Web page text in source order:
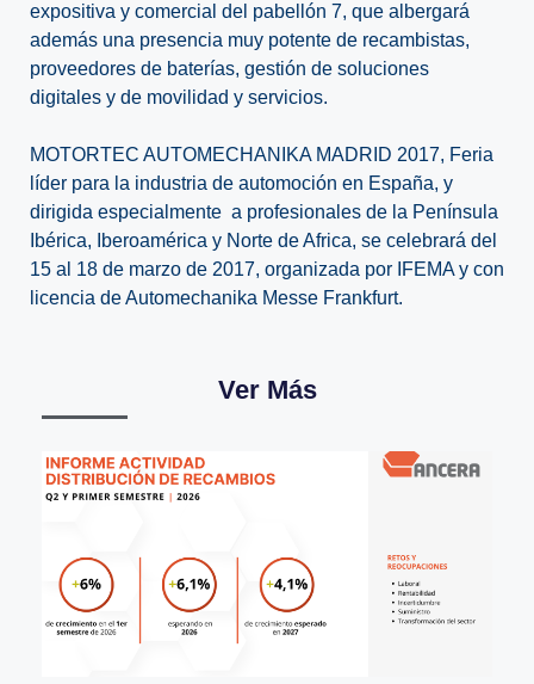
expositiva y comercial del pabellón 7, que albergará
además una presencia muy potente de recambistas,
proveedores de baterías, gestión de soluciones
digitales y de movilidad y servicios.
MOTORTEC AUTOMECHANIKA MADRID 2017, Feria
líder para la industria de automoción en España, y
dirigida especialmente a profesionales de la Península
Ibérica, Iberoamérica y Norte de Africa, se celebrará del
15 al 18 de marzo de 2017, organizada por IFEMA y con
licencia de Automechanika Messe Frankfurt.
Ver Más